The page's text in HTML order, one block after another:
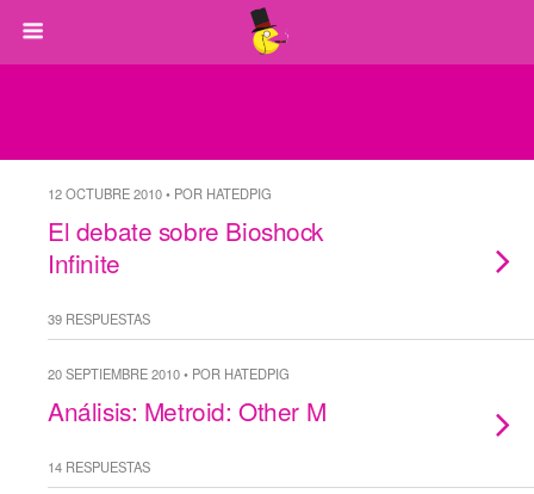
12 OCTUBRE 2010 • POR HATEDPIG
El debate sobre Bioshock
Infinite
39 RESPUESTAS
20 SEPTIEMBRE 2010 • POR HATEDPIG
Análisis: Metroid: Other M
14 RESPUESTAS